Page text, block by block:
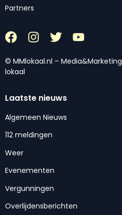
Partners
© MMlokaal.nl – Media&Marketing
lokaal
Laatste nieuws
Algemeen Nieuws
112 meldingen
Weer
Evenementen
Vergunningen
Overlijdensberichten